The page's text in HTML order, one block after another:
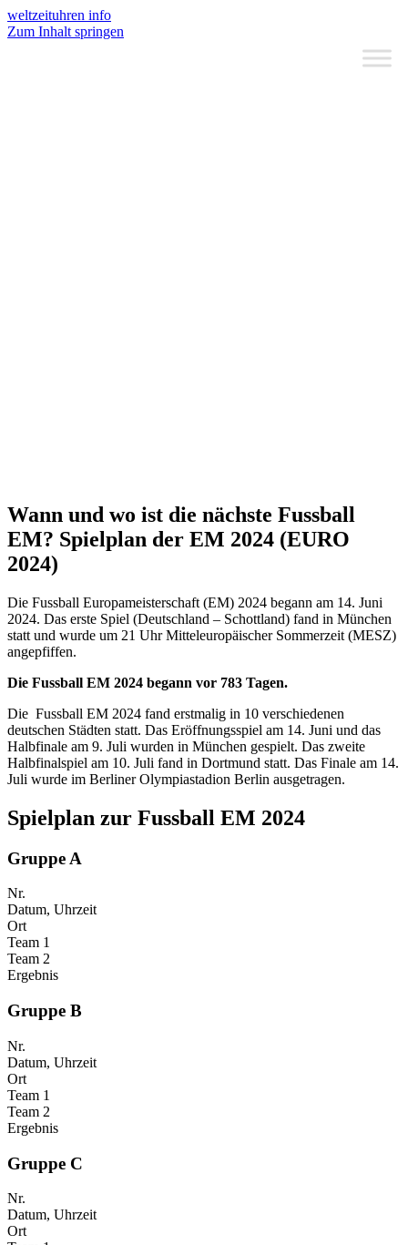
weltzeituhren info
Zum Inhalt springen
Wann und wo ist die nächste Fussball
EM? Spielplan der EM 2024 (EURO
2024)
Die Fussball Europameisterschaft (EM) 2024 begann am 14. Juni
2024. Das erste Spiel (Deutschland – Schottland) fand in München
statt und wurde um 21 Uhr Mitteleuropäischer Sommerzeit (MESZ)
angepfiffen.
Die Fussball EM 2024 begann vor 783 Tagen.
Die Fussball EM 2024 fand erstmalig in 10 verschiedenen
deutschen Städten statt. Das Eröffnungsspiel am 14. Juni und das
Halbfinale am 9. Juli wurden in München gespielt. Das zweite
Halbfinalspiel am 10. Juli fand in Dortmund statt. Das Finale am 14.
Juli wurde im Berliner Olympiastadion Berlin ausgetragen.
Spielplan zur Fussball EM 2024
Gruppe A
Nr.
Datum, Uhrzeit
Ort
Team 1
Team 2
Ergebnis
Gruppe B
Nr.
Datum, Uhrzeit
Ort
Team 1
Team 2
Ergebnis
Gruppe C
Nr.
Datum, Uhrzeit
Ort